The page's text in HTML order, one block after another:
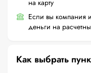
на карту
Если вы компания
деньги на
Как выбрать